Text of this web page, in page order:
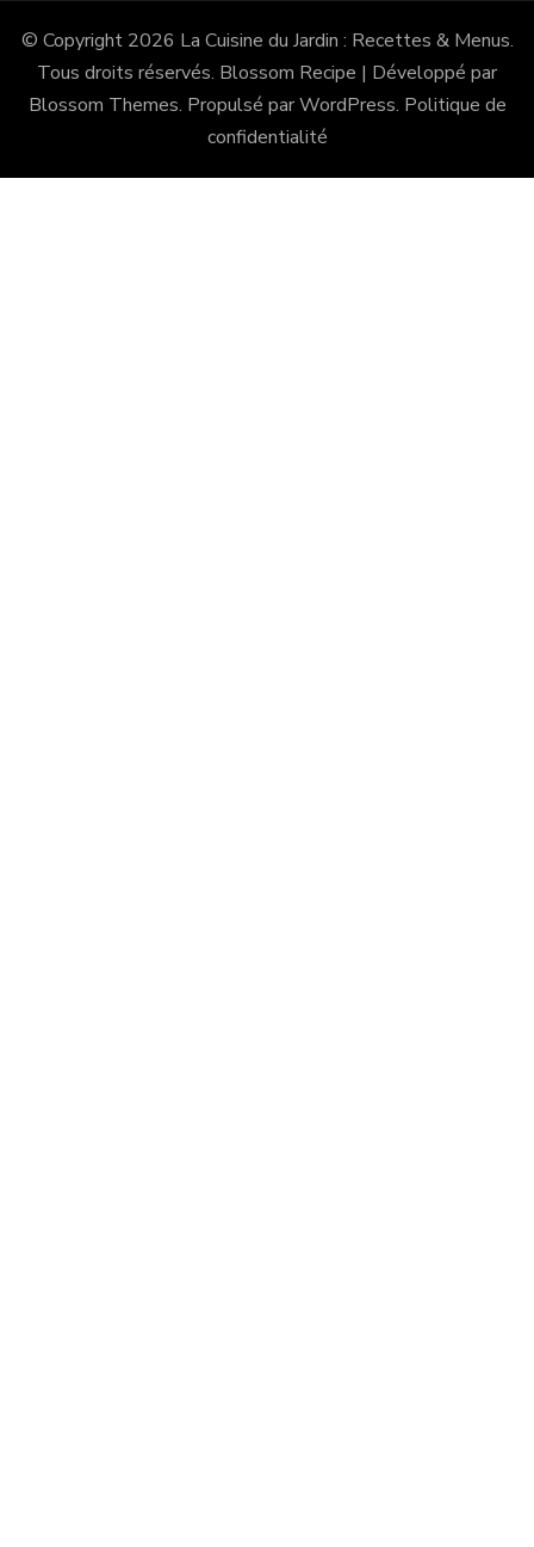
© Copyright 2026 La Cuisine du Jardin : Recettes & Menus.
Tous droits réservés. Blossom Recipe | Développé par
Blossom Themes. Propulsé parWordPress. Politique de
confidentialité